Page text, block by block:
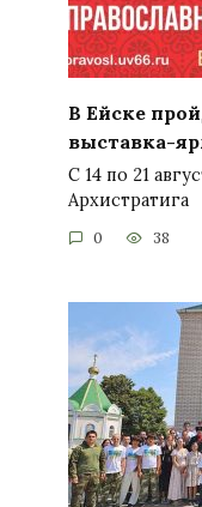
В Ейске
выставка-
С 14 по 21
Архистратига
0 38